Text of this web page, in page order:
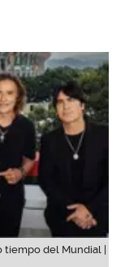
del Mundial |